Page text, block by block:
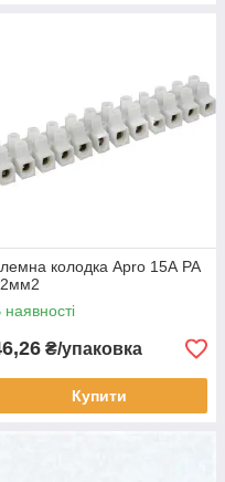
колодка Apro 15А PA
наявності
₴/упаковка
Купити